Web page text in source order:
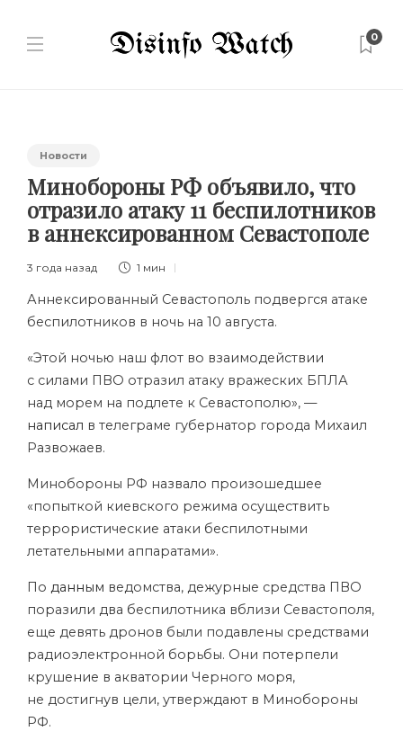
0
Новости
Минобороны РФ объявило, что
отразило атаку 11 беспилотников
в аннексированном Севастополе
3 года назад 1 мин
Аннексированный Севастополь подвергся атаке
беспилотников в ночь на 10 августа.
«Этой ночью наш флот во взаимодействии
с силами ПВО отразил атаку вражеских БПЛА
над морем на подлете к Севастополю», —
написал в телеграме губернатор города Михаил
Развожаев.
Минобороны РФ назвало произошедшее
«попыткой киевского режима осуществить
террористические атаки беспилотными
летательными аппаратами».
По данным ведомства, дежурные средства ПВО
поразили два беспилотника вблизи Севастополя,
еще девять дронов были подавлены средствами
радиоэлектронной борьбы. Они потерпели
крушение в акватории Черного моря,
не достигнув цели, утверждают в Минобороны
РФ.